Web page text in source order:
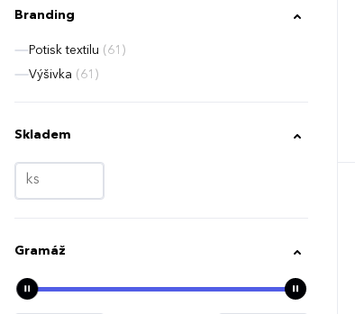
Branding
Potisk textilu (61)
Výšivka (61)
Skladem
Gramáž